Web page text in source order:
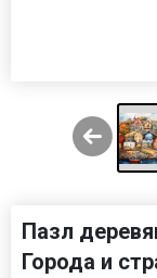
Пазл
Города и